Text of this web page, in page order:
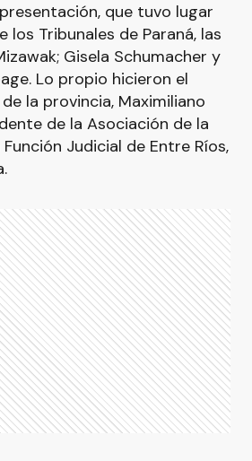
que tuvo lugar
los Tribunales de Paraná, las
Gisela Schumacher y
Lo propio hicieron el
la provincia, Maximiliano
de la Asociación de la
Judicial de Entre Ríos,